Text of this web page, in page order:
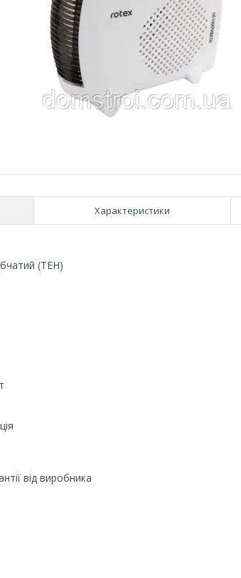
Характеристики
(ТЕН)
від виробника